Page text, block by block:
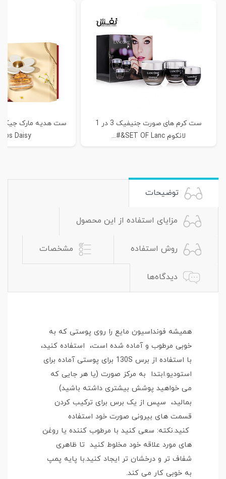
ست کرم های صورت جنیفیک 3 در 1
لانکوم SET OF Lanc&#...
Daisy...
توضیحات
مزایای استفاده از این محصول
روش استفاده مشخصات
دیدگاه‌ها
همیشه فونداسیون مایع را روی پوستی که به
خوبی مرطوب و آماده شده است، استفاده کنید،
با استفاده از برس 130S برای پوستی آماده برای
استودیو.ابتدا به مرکز صورت (یا هر جایی که
می خواهید پوشش بیشتری داشته باشید)
بمالید، سپس از یک برس برای ترکیب کردن
قسمت های بیرونی صورت خود استفاده
کنید.نکته: سعی کنید با مرطوب کننده یا روغن
های مورد علاقه خود مخلوط کنید تا ظاهری
شفاف تر و درخشان تر ایجاد کنید.با پایه پمپ
به خوبی کار می کند.